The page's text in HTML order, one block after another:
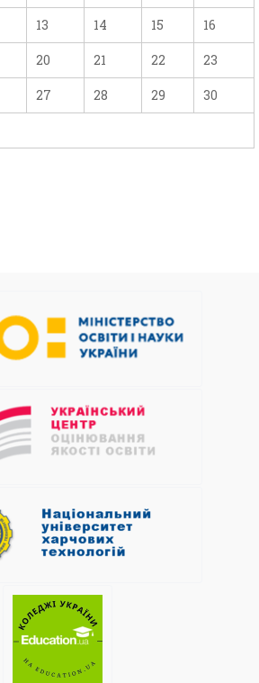
13 14 15 16
20 21 22 23
27 28 29 30